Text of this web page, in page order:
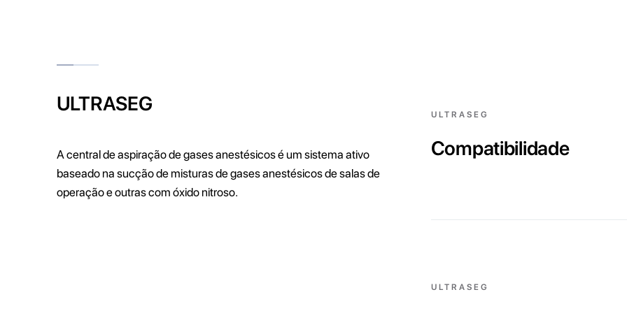
ULTRASEG
A central de aspiração de gases anestésicos é um sistema ativo
baseado na sucção de misturas de gases anestésicos de salas de
operação e outras com óxido nitroso.
ULTRASEG
Compatibilidade
ULTRASEG